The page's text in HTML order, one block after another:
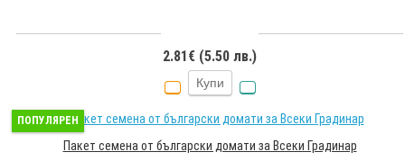
2.81€ (5.50 лв.)
Купи
ПОПУЛЯРЕН
Пакет семена от български домати за Всеки Градинар